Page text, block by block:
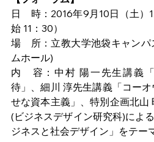
日　時：2016年9月10日（土）
始 11：30）
場　所：立教大学池袋キャンパ
ムホール)
内　容：中村 陽一先生講義
待」、細川 淳先生講義「コー
せな資本主義」、特別企画北山
(ビジネスデザイン研究科)によ
ジネスと社会デザイン」をテー